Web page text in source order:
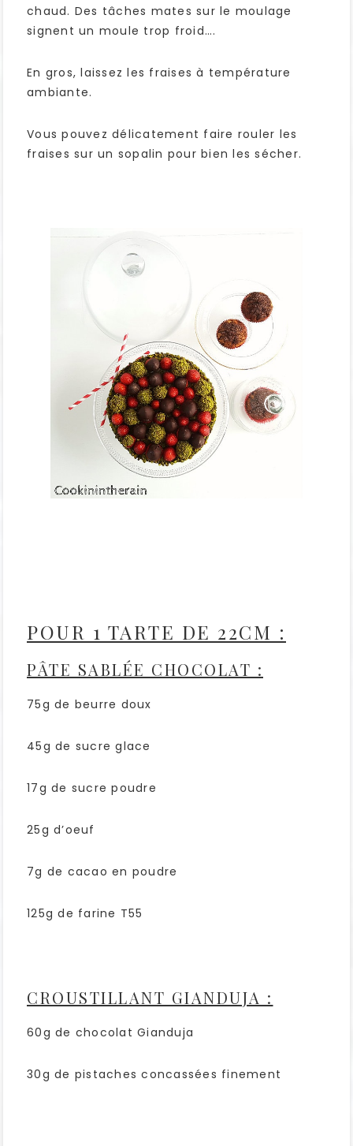
chaud. Des tâches mates sur le moulage
signent un moule trop froid….
En gros, laissez les fraises à température
ambiante.
Vous pouvez délicatement faire rouler les
fraises sur un sopalin pour bien les sécher.
POUR 1 TARTE DE 22CM :
PÂTE SABLÉE CHOCOLAT :
75g de beurre doux
45g de sucre glace
17g de sucre poudre
25g d’oeuf
7g de cacao en poudre
125g de farine T55
CROUSTILLANT GIANDUJA :
60g de chocolat Gianduja
30g de pistaches concassées finement